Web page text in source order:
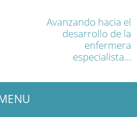
Avanzando hacia el
desarrollo de la
enfermera
especialista...